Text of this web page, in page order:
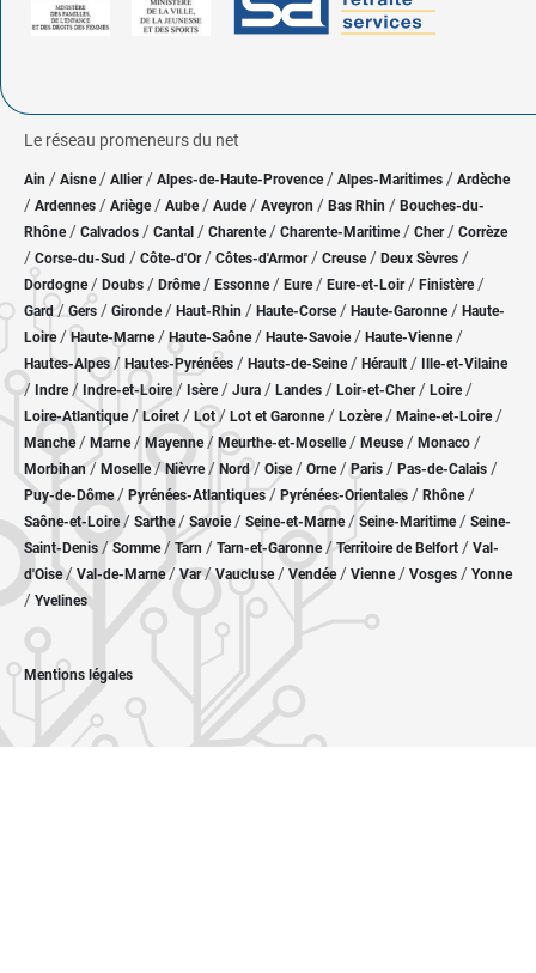
Le réseau promeneurs du net
Ain / Aisne/ Allier/ Alpes-de-Haute-Provence / Alpes-Maritimes / Ardèche
/ Ardennes / Ariège/ Aube/ Aude / Aveyron / Bas Rhin / Bouches-du-
Rhône/ Calvados / Cantal / Charente / Charente-Maritime/ Cher / Corrèze
/ Corse-du-Sud / Côte-d'Or / Côtes-d'Armor/ Creuse/ Deux Sèvres /
Dordogne/ Doubs / Drôme/ Essonne / Eure/ Eure-et-Loir / Finistère/
Gard/Gers / Gironde/ Haut-Rhin / Haute-Corse/ Haute-Garonne/ Haute-
Loire/Haute-Marne/ Haute-Saône/ Haute-Savoie/ Haute-Vienne/
Hautes-Alpes/ Hautes-Pyrénées / Hauts-de-Seine/ Hérault / Ille-et-Vilaine
/ Indre/ Indre-et-Loire/ Isère/ Jura / Landes / Loir-et-Cher/ Loire/
Loire-Atlantique/ Loiret / Lot/ Lot et Garonne/ Lozère / Maine-et-Loire/
Manche/ Marne/ Mayenne/ Meurthe-et-Moselle/ Meuse/ Monaco /
Morbihan/ Moselle/ Nièvre / Nord/ Oise / Orne/Paris / Pas-de-Calais /
Puy-de-Dôme/ Pyrénées-Atlantiques / Pyrénées-Orientales / Rhône/
Saône-et-Loire/ Sarthe/ Savoie/ Seine-et-Marne/ Seine-Maritime/ Seine-
Saint-Denis /Somme/ Tarn / Tarn-et-Garonne/Territoire de Belfort / Val-
d'Oise/ Val-de-Marne/Var/Vaucluse/ Vendée/ Vienne/ Vosges / Yonne
/ Yvelines
Mentions légales